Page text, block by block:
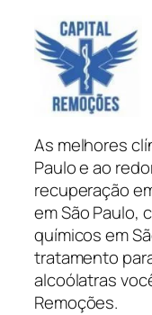
As melhores
Paulo e ao
recuperação
em São Paulo,
químicos em
tratamento
alcoólatras
Remoções.